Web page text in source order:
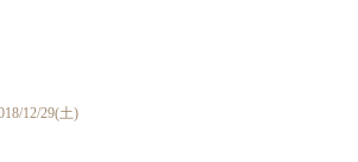
12/29(土)